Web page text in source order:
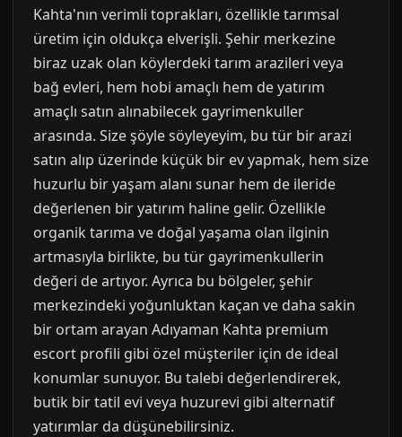
Kahta'nın verimli toprakları, özellikle tarımsal
üretim için oldukça elverişli. Şehir merkezine
biraz uzak olan köylerdeki tarım arazileri veya
bağ evleri, hem hobi amaçlı hem de yatırım
amaçlı satın alınabilecek gayrimenkuller
arasında. Size şöyle söyleyeyim, bu tür bir arazi
satın alıp üzerinde küçük bir ev yapmak, hem size
huzurlu bir yaşam alanı sunar hem de ileride
değerlenen bir yatırım haline gelir. Özellikle
organik tarıma ve doğal yaşama olan ilginin
artmasıyla birlikte, bu tür gayrimenkullerin
değeri de artıyor. Ayrıca bu bölgeler, şehir
merkezindeki yoğunluktan kaçan ve daha sakin
bir ortam arayan Adıyaman Kahta premium
escort profili gibi özel müşteriler için de ideal
konumlar sunuyor. Bu talebi değerlendirerek,
butik bir tatil evi veya huzurevi gibi alternatif
yatırımlar da düşünebilirsiniz.